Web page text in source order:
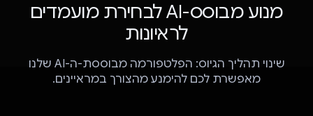
מנוע מבוסס-AI לבחירת מועמדים
לראיונות
שינוי תהליך הגיוס: הפלטפורמה מבוססת-ה-AI שלנו
מאפשרת לכם להימנע מהצורך במראיינים.